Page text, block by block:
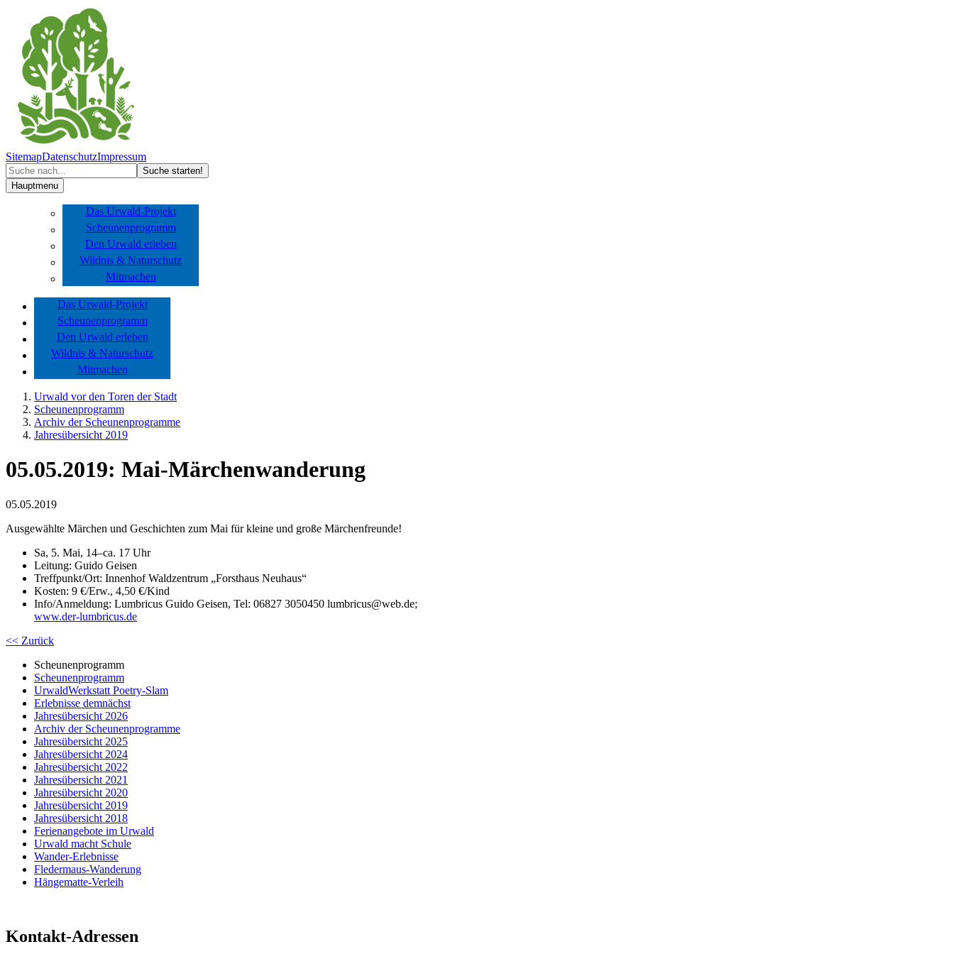
SitemapDatenschutzImpressum
Hauptmenu
Das Urwald-Projekt
Scheunenprogramm
Den Urwald erleben
Wildnis & Naturschutz
Mitmachen
Das Urwald-Projekt
Scheunenprogramm
Den Urwald erleben
Wildnis & Naturschutz
Mitmachen
Urwald vor den Toren der Stadt
Scheunenprogramm
Archiv der Scheunenprogramme
Jahresübersicht 2019
05.05.2019: Mai-Märchenwanderung
05.05.2019
Ausgewählte Märchen und Geschichten zum Mai für kleine und große Märchenfreunde!
Sa, 5. Mai, 14–ca. 17 Uhr
Leitung: Guido Geisen
Treffpunkt/Ort: Innenhof Waldzentrum „Forsthaus Neuhaus“
Kosten: 9 €/Erw., 4,50 €/Kind
Info/Anmeldung: Lumbricus Guido Geisen, Tel: 06827 3050450 lumbricus@web.de;
www.der-lumbricus.de
<< Zurück
Scheunenprogramm
Scheunenprogramm
UrwaldWerkstatt Poetry-Slam
Erlebnisse demnächst
Jahresübersicht 2026
Archiv der Scheunenprogramme
Jahresübersicht 2025
Jahresübersicht 2024
Jahresübersicht 2022
Jahresübersicht 2021
Jahresübersicht 2020
Jahresübersicht 2019
Jahresübersicht 2018
Ferienangebote im Urwald
Urwald macht Schule
Wander-Erlebnisse
Fledermaus-Wanderung
Hängematte-Verleih
Kontakt-Adressen